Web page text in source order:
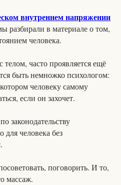
внутреннем напряжении
разбирали в материале о том,
человека.
телом, часто проявляется ещё
быть немножко психологом:
человеку самому
если он захочет.
законодательству
для человека без
поговорить. И то,
массаж.